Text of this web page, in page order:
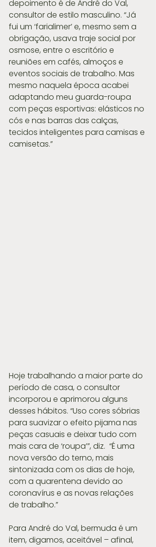
depoimento é de André do Val,
consultor de estilo masculino. “Já
fui um ‘farialimer’ e, mesmo sem a
obrigação, usava traje social por
osmose, entre o escritório e
reuniões em cafés, almoços e
eventos sociais de trabalho. Mas
mesmo naquela época acabei
adaptando meu guarda-roupa
com peças esportivas: elásticos no
cós e nas barras das calças,
tecidos inteligentes para camisas e
camisetas.”
Hoje trabalhando a maior parte do
período de casa, o consultor
incorporou e aprimorou alguns
desses hábitos. “Uso cores sóbrias
para suavizar o efeito pijama nas
peças casuais e deixar tudo com
mais cara de ‘roupa’”, diz.  “É uma
nova versão do terno, mais
sintonizada com os dias de hoje,
com a quarentena devido ao
coronavírus e as novas relações
de trabalho.”
Para André do Val, bermuda é um
item, digamos, aceitável – afinal,